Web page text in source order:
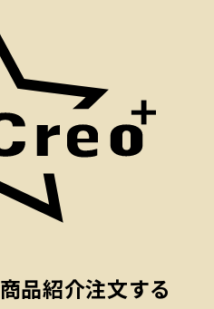
商品紹介注文する